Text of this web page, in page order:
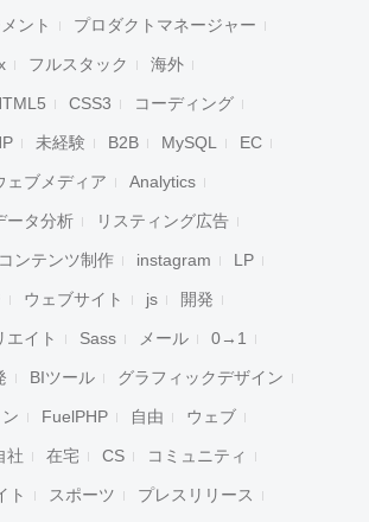
ント プロダクトマネージャー
フルスタック 海外
CSS3 コーディング
未経験 B2B MySQL EC
ェブメディア Analytics
ータ分析 リスティング広告
コンテンツ制作 instagram LP
ウェブサイト js 開発
エイト Sass メール 0→1
BIツール グラフィックデザイン
FuelPHP 自由 ウェブ
社 在宅 CS コミュニティ
ト スポーツ プレスリリース